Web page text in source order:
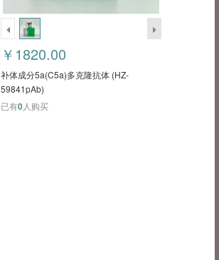
￥1820.00
补体成分5a(C5a)多克隆抗体 (HZ-
59841pAb)
已有0人购买